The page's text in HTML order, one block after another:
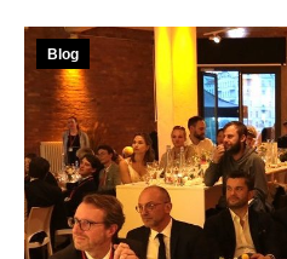
Blog